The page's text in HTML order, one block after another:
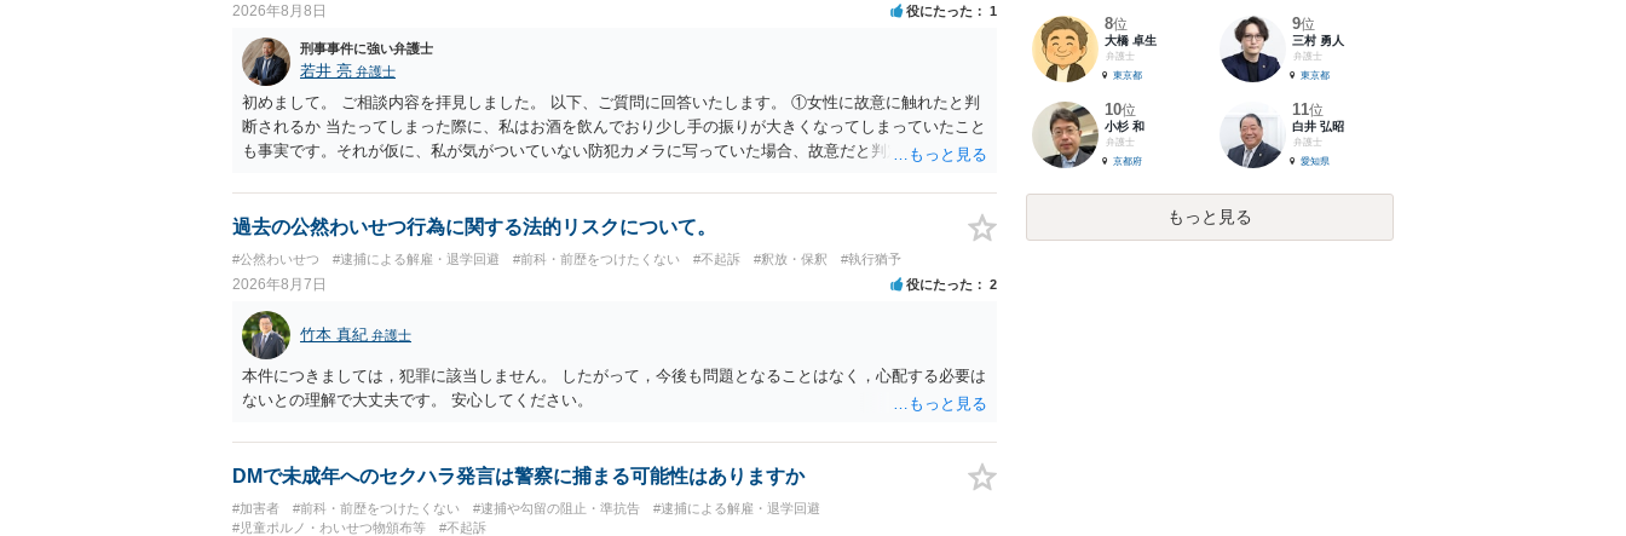
2026年8月8日 役にたった 1
刑事事件に強い弁護士
若井 亮 弁護士
初めまして。 ご相談内容を拝見しました。 以下、ご質問に回答いたします。 ①女性に故意に触れたと判
断されるか 当たってしまった際に、私はお酒を飲んでおり少し手の振りが大きくなってしまっていたこと
も事実です。それが仮に、私が気がついていない防犯カメラに写っていた場合、故意だと判定されやすい
の可能性 この行為により、痴漢やその他の犯罪を犯したとして、逮捕、呼び出しされる可能性はどれほど
でしょうか？ 誤って当たってしまっただけであり、さらにその場で女性等のアクションが無かったことか
ほどの期間逮捕呼び出しの可能性があると考えれば良いのでしょうか？ 逮捕や呼び出しの可能性は極めて
低いと思います。 連絡が来ることはないでしょう。
過去の公然わいせつ行為に関する法的リスクについて。
#公然わいせつ #逮捕による解雇・退学回避 #前科・前歴をつけたくない #不起訴 #釈放・保釈 #執行猶予
2026年8月7日 役にたった 2
竹本 真紀 弁護士
本件につきましては，犯罪に該当しません。 したがって，今後も問題となることはなく，心配する必要は
ないとの理解で大丈夫です。 安心してください。
DMで未成年へのセクハラ発言は警察に捕まる可能性はありますか
#加害者 #前科・前歴をつけたくない #逮捕や勾留の阻止・準抗告
#逮捕による解雇・退学回避
#児童ポルノ・わいせつ物頒布等
#不起訴
8位
大橋 卓生
弁護士
東京都
9位
三村 勇人
弁護士
東京都
10位
小杉 和
弁護士
京都府
11位
白井 弘昭
弁護士
愛知県
もっと見る